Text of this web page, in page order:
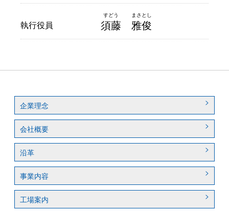
執行役員 須藤 雅俊
企業理念
会社概要
沿革
事業内容
工場案内